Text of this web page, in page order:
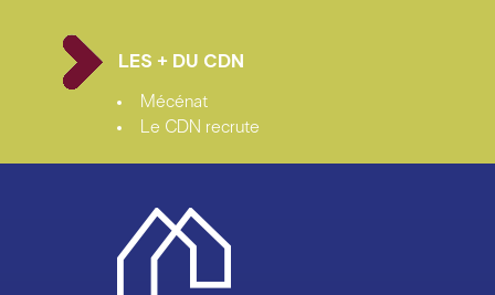
LES + DU CDN
Mécénat
Le CDN recrute